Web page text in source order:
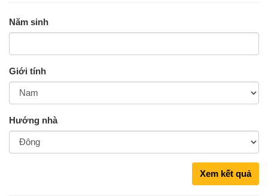
Năm sinh
Giới tính
Hướng nhà
Xem kết quả